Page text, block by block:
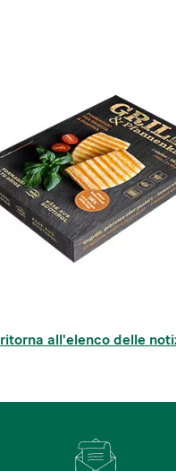
ritorna all'elenco delle